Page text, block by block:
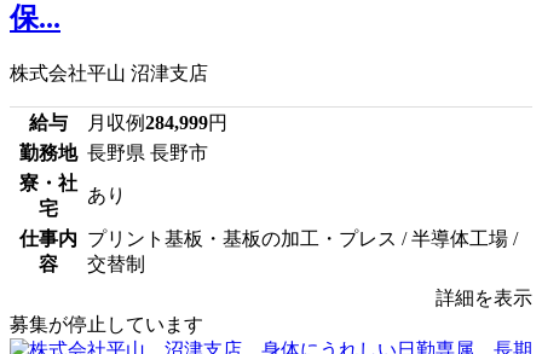
保...
株式会社平山 沼津支店
給与 月収例284,999円
勤務地 長野県 長野市
寮・社
宅
あり
仕事内
容
プリント基板・基板の加工・プレス / 半導体工場 /
交替制
詳細を表示
募集が停止しています